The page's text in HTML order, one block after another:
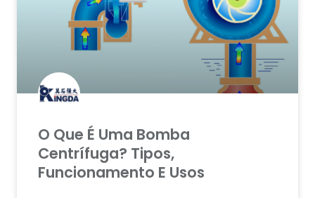
O Que É Uma Bomba
Centrífuga? Tipos,
Funcionamento E Usos